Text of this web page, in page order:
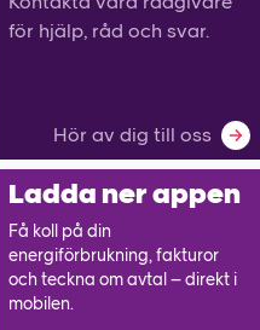
för hjälp, råd och svar.
Hör av dig till oss
Ladda ner appen
Få koll på din
energiförbrukning, fakturor
och teckna om avtal – direkt i
mobilen.